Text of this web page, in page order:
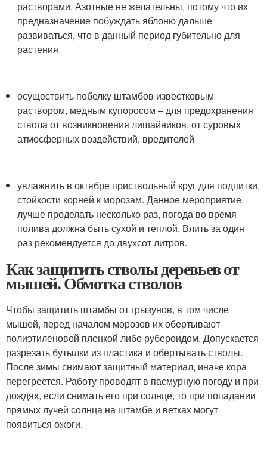
растворами. Азотные не желательны, потому что их
предназначение побуждать яблоню дальше
развиваться, что в данный период губительно для
растения
осуществить побелку штамбов известковым
раствором, медным купоросом – для предохранения
ствола от возникновения лишайников, от суровых
атмосферных воздействий, вредителей
увлажнить в октябре приствольный круг для подпитки,
стойкости корней к морозам. Данное мероприятие
лучше проделать несколько раз, погода во время
полива должна быть сухой и теплой. Влить за один
раз рекомендуется до двухсот литров.
Как защитить стволы деревьев от
мышей. Обмотка стволов
Чтобы защитить штамбы от грызунов, в том числе
мышей, перед началом морозов их обертывают
полиэтиленовой пленкой либо рубероидом. Допускается
разрезать бутылки из пластика и обертывать стволы.
После зимы снимают защитный материал, иначе кора
перегреется. Работу проводят в пасмурную погоду и при
дождях, если снимать его при солнце, то при попадании
прямых лучей солнца на штамбе и ветках могут
появиться ожоги.